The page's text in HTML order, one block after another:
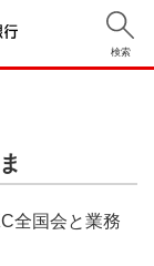
検索
全国会と業務